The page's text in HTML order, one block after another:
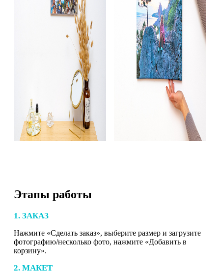
Этапы работы
1. ЗАКАЗ
Нажмите «Сделать заказ», выберите размер и загрузите
фотографию/несколько фото, нажмите «Добавить в
корзину».
2. МАКЕТ